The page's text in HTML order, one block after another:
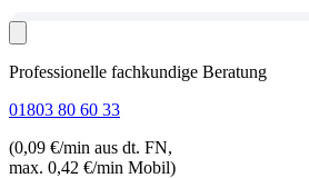
Professionelle fachkundige Beratung
01803 80 60 33
(0,09 €/min aus dt. FN,
max. 0,42 €/min Mobil)